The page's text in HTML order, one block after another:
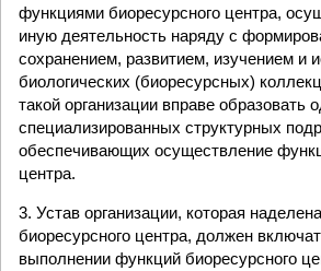
функциями биоресурсного центра,
иную деятельность наряду с
сохранением, развитием, изучением и
биологических (биоресурсных)
такой организации вправе образовать
специализированных структурных
обеспечивающих осуществление
центра.
3. Устав организации, которая
биоресурсного центра, должен
выполнении функций биоресурсного